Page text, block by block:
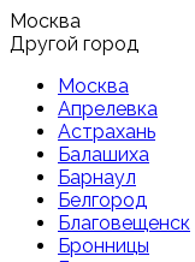
Москва
Другой город
Москва
Апрелевка
Астрахань
Балашиха
Барнаул
Белгород
Благовещенск
Бронницы